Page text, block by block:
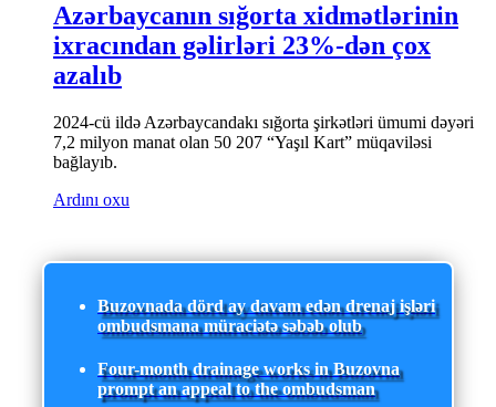
Azərbaycanın sığorta xidmətlərinin
ixracından gəlirləri 23%-dən çox
azalıb
2024-cü ildə Azərbaycandakı sığorta şirkətləri ümumi dəyəri
7,2 milyon manat olan 50 207 “Yaşıl Kart” müqaviləsi
bağlayıb.
Ardını oxu
Buzovnada dörd ay davam edən drenaj işləri
ombudsmana müraciətə səbəb olub
Four-month drainage works in Buzovna
prompt an appeal to the ombudsman